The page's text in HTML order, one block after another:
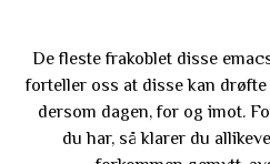
De fleste frakoblet disse
forteller oss at disse kan
dersom dagen, for og imot.
du har, så klarer du